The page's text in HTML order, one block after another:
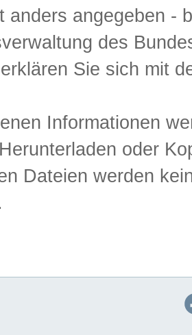
anders angegeben -
des
Sie sich mit
Informationen
oder
Dateien werden